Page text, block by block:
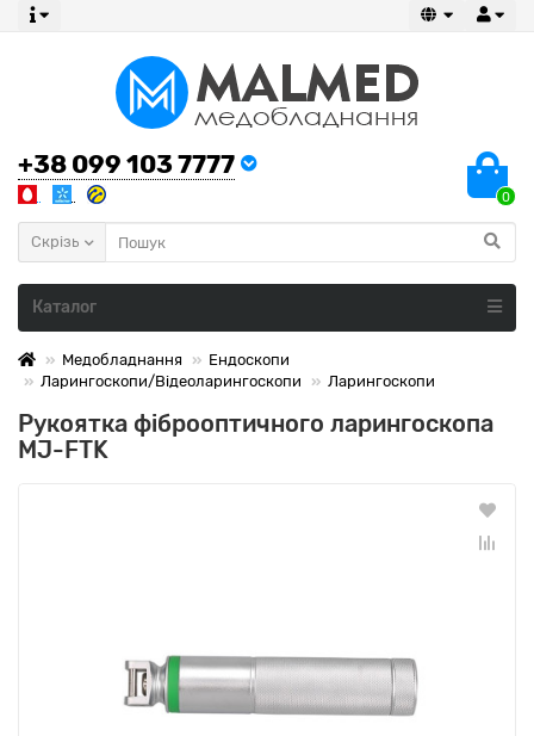
+38 099 103 7777
0
Скрізь
Каталог
Медобладнання
Ендоскопи
Ларингоскопи/Відеоларингоскопи
Ларингоскопи
Рукоятка фіброоптичного ларингоскопа
MJ-FTK